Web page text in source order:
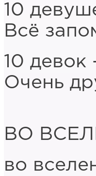
10
Всё
10 девок
Очень
ВО
во